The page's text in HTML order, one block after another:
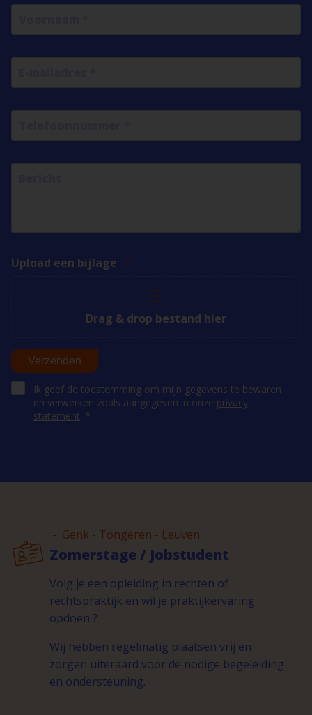
Upload een bijlage
Drag & drop bestand hier
Verzenden
Ik geef de toestemming om mijn gegevens te bewaren
en verwerken zoals aangegeven in onze privacy
statement. *
- Genk - Tongeren - Leuven
Zomerstage / Jobstudent
Volg je een opleiding in rechten of
rechtspraktijk en wil je praktijkervaring
opdoen ?
Wij hebben regelmatig plaatsen vrij en
zorgen uiteraard voor de nodige begeleiding
en ondersteuning.